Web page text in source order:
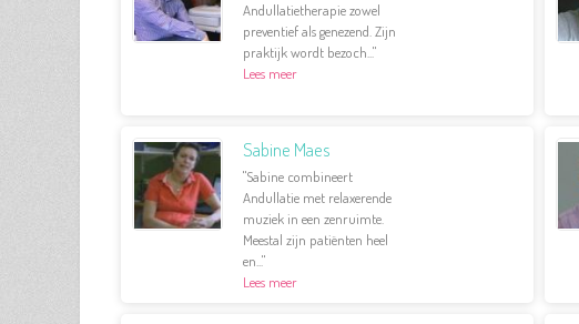
Andullatietherapie zowel
preventief als genezend. Zijn
praktijk wordt bezoch..."
Lees meer
Sabine Maes
"Sabine combineert
Andullatie met relaxerende
muziek in een zenruimte.
Meestal zijn patiënten heel
en..."
Lees meer